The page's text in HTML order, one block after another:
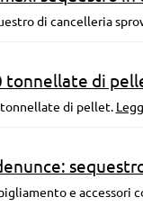
di cancelleria
tonnellate di
tonnellate di pellet.
e